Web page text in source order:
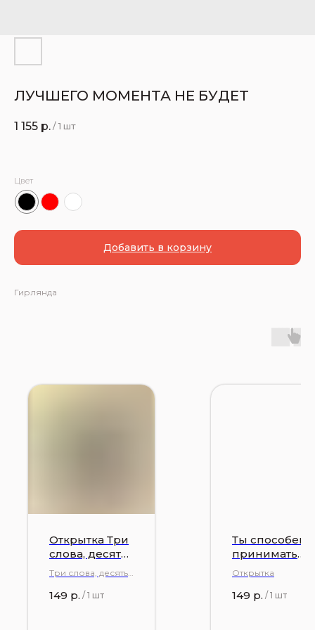
ЛУЧШЕГО МОМЕНТА НЕ БУДЕТ
1 155 р. / 1 шт
Цвет
Добавить в корзину
Гирлянда
Открытка Три
слова, десять
букв
Три слова, десять
149 р. / 1 шт
Ты способен
принимать
хорошие
решения
Открытка
149 р. / 1 шт